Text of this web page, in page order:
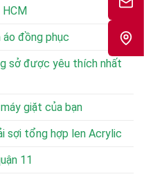
áo đồng phục
sở được yêu thích nhất
giặt của bạn
sợi tổng hợp len Acrylic
11